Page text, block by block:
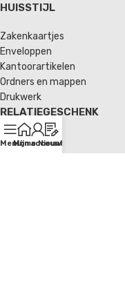
HUISSTIJL
Zakenkaartjes
Enveloppen
Kantoorartikelen
Ordners en mappen
Drukwerk
RELATIEGESCHENK
Goodies
MenuHome
Mijn account
Nieuws